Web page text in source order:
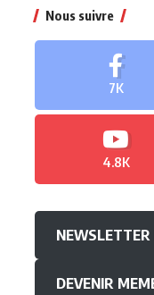
Nous suivre
7K
4.8K
DEVENIR